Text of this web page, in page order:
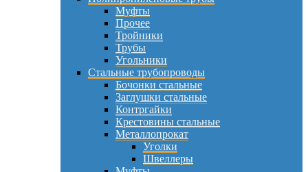
Муфты
Прочее
Тройники
Трубы
Угольники
Стальные трубопроводы
Бочонки стальные
Заглушки стальные
Контргайки
Крестовины стальные
Металлопрокат
Уголки
Швеллеры